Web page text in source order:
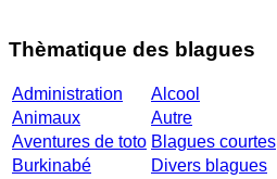
Thèmatique des blagues
Administration
Alcool
Animaux
Autre
Aventures de toto Blagues courtes
Burkinabé
Divers blagues